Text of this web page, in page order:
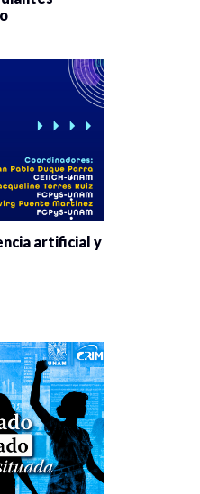
artificial y